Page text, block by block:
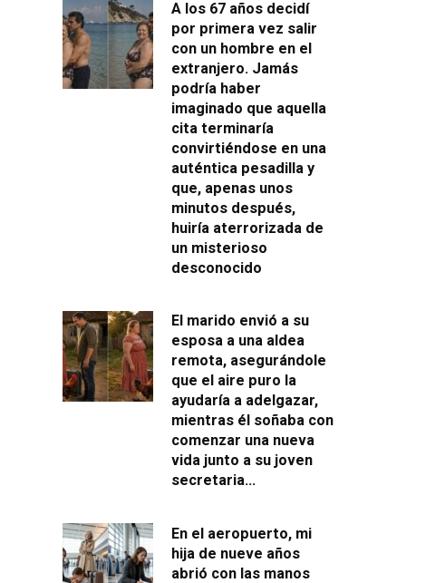
A los 67 años decidí
por primera vez salir
con un hombre en el
extranjero. Jamás
podría haber
imaginado que aquella
cita terminaría
convirtiéndose en una
auténtica pesadilla y
que, apenas unos
minutos después,
huiría aterrorizada de
un misterioso
desconocido
El marido envió a su
esposa a una aldea
remota, asegurándole
que el aire puro la
ayudaría a adelgazar,
mientras él soñaba con
comenzar una nueva
vida junto a su joven
secretaria…
En el aeropuerto, mi
hija de nueve años
abrió con las manos